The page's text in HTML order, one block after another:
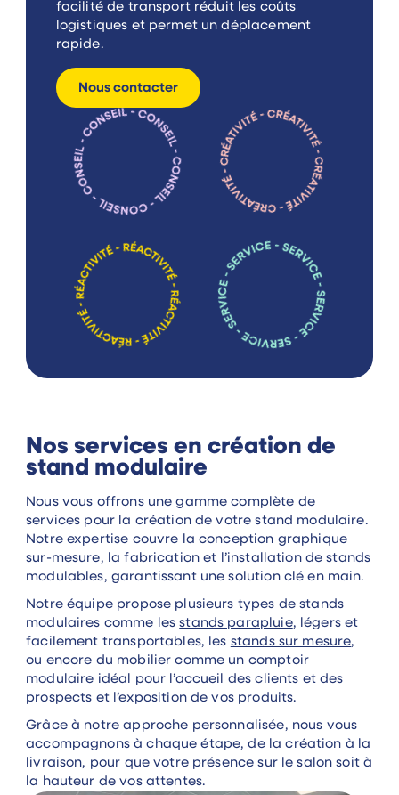
facilité de transport réduit les coûts
logistiques et permet un déplacement
rapide.
Nous contacter
Nos services en création de
stand modulaire
Nous vous offrons une gamme complète de
services pour la création de votre stand modulaire.
Notre expertise couvre la conception graphique
sur-mesure, la fabrication et l’installation de stands
modulables, garantissant une solution clé en main.
Notre équipe propose plusieurs types de stands
modulaires comme lesstands parapluie, légers et
facilement transportables, les stands sur mesure,
ou encore du mobilier comme un comptoir
modulaire idéal pour l’accueil des clients et des
prospects et l’exposition de vos produits.
Grâce à notre approche personnalisée, nous vous
accompagnons à chaque étape, de la création à la
livraison, pour que votre présence sur le salon soit à
la hauteur de vos attentes.